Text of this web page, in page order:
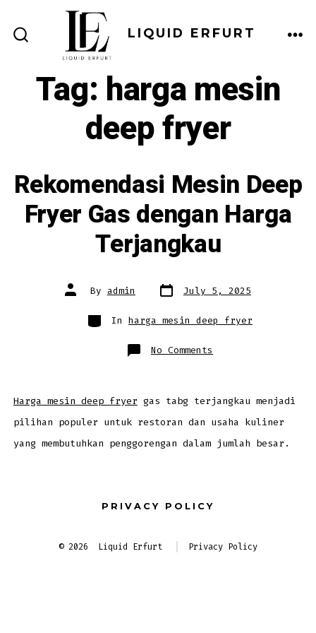
SEARCH
TOGGLE
LIQUID ERFURT
Tag: harga mesin
deep fryer
Rekomendasi Mesin Deep
Fryer Gas dengan Harga
Terjangkau
Post
author
By admin Post
date
July 5, 2025
Categories
In harga mesin deep fryer
No Comments
Rekomendasi
dengan
Harga
Terjangkau
Harga mesin deep fryer gas tabg terjangkau menjadi
pilihan populer untuk restoran dan usaha kuliner
yang membutuhkan penggorengan dalam jumlah besar.
PRIVACY POLICY
© 2026 Liquid Erfurt Privacy Policy